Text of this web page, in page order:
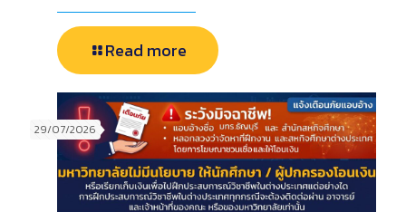
Read more
29/07/2026